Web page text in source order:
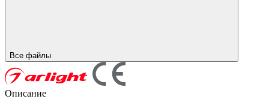
Все файлы
Описание